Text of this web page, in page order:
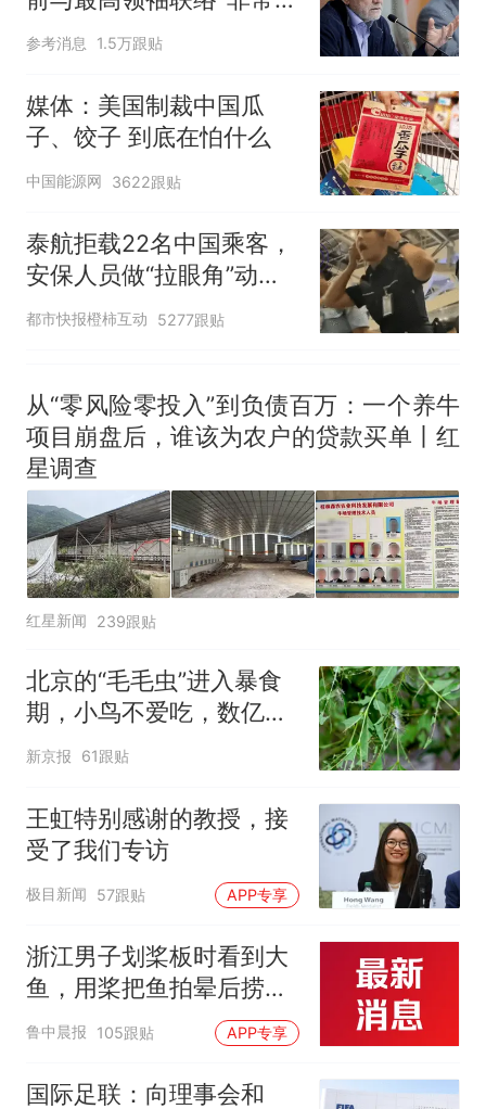
么？
难"
参考消息 1.5万跟贴
媒体：美国制裁中国瓜
子、饺子 到底在怕什么
中国能源网 3622跟贴
泰航拒载22名中国乘客，
安保人员做“拉眼角”动
作，泰国机场最新回应：
拒绝登机决定由航司作
改签但没兑现
都市快报橙柿互动 5277跟贴
从“零风险零投入”到负债百万：一个养牛
项目崩盘后，谁该为农户的贷款买单丨红
星调查
红星新闻 239跟贴
北京的“毛毛虫”进入暴食
期，小鸟不爱吃，数亿头
小蜂迎战
新京报 61跟贴
王虹特别感谢的教授，接
受了我们专访
极目新闻 57跟贴 APP专享
浙江男子划桨板时看到大
鱼，用桨把鱼拍晕后捞
起；当事人：鱼重7斤6
两，做成红烧辣子鱼块，
味道很好
鲁中晨报 105跟贴 APP专享
国际足联：向理事会和